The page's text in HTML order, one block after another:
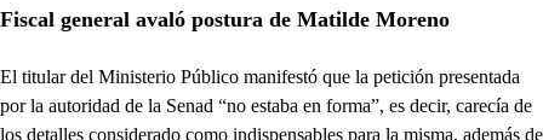
Fiscal general avaló postura de Matilde Moreno
El titular del Ministerio Público manifestó que la petición presentada
por la autoridad de la Senad “no estaba en forma”, es decir, carecía de
los detalles considerado como indispensables para la misma, además de